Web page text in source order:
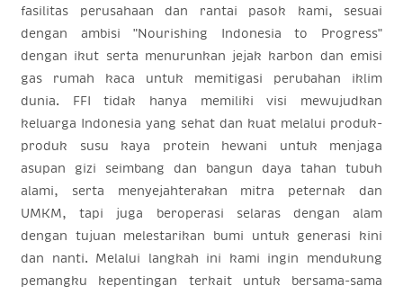
fasilitas perusahaan dan rantai pasok kami, sesuai
dengan ambisi"Nourishing Indonesia to Progress"
dengan ikut serta menurunkan jejak karbon dan emisi
gas rumah kaca untuk memitigasi perubahan iklim
dunia. FFI tidak hanya memiliki visi mewujudkan
keluarga Indonesia yang sehat dan kuat melalui produk-
produk susu kaya protein hewani untuk menjaga
asupan gizi seimbang dan bangun daya tahan tubuh
alami, serta menyejahterakan mitra peternak dan
UMKM, tapi juga beroperasi selaras dengan alam
dengan tujuan melestarikan bumi untuk generasi kini
dan nanti. Melalui langkah ini kami ingin mendukung
pemangku kepentingan terkait untuk bersama-sama